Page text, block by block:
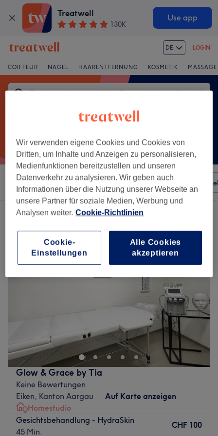
Treatwell
130K
Use app
DE LOGIN
COIFFEUR NÄGEL HAARENTFERNUNG KOSMETIK MASSAGE
Sortieren nach Besonderheiten Salons
Ein Salon, der anbietet:
Glow & Grace by Tia
Keine Bewertungen
Eiken, Kanton Aargau
Auf Karte anzeigen
Homestudio
Gesichtsbehandlung - HydraSkin
45 Min.
CHF 100
Wir verwenden eigene Cookies und Cookies von
Dritten, um Inhalte und Anzeigen zu personalisieren,
Medienfunktionen bereitzustellen und unseren
Datenverkehr zu analysieren. Wir geben auch
Informationen über die Nutzung unserer Webseite an
unsere Partner für soziale Medien, Werbung und
Analysen weiter. Cookie-Richtlinien
Alle Cookies
akzeptieren
Cookie-
Einstellungen